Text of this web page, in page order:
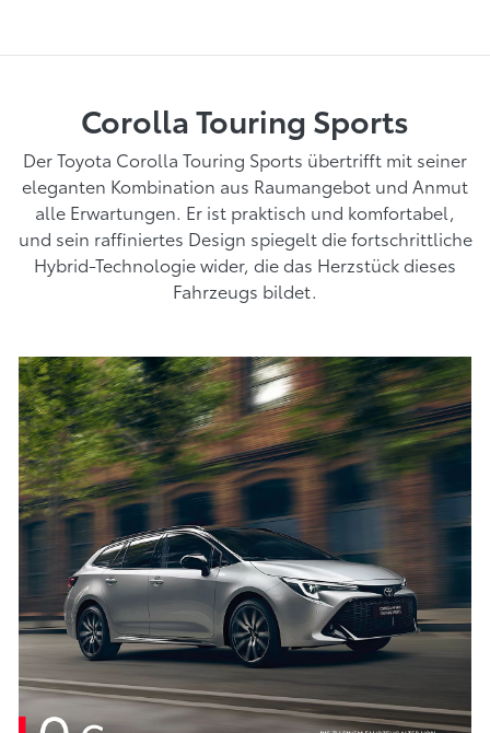
Corolla Touring Sports
Der Toyota Corolla Touring Sports übertrifft mit seiner
eleganten Kombination aus Raumangebot und Anmut
alle Erwartungen. Er ist praktisch und komfortabel,
und sein raffiniertes Design spiegelt die fortschrittliche
Hybrid-Technologie wider, die das Herzstück dieses
Fahrzeugs bildet.